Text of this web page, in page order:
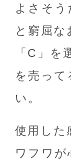
よさそ
と窮屈
「C」
を売って
い。
使用した
ワフワ